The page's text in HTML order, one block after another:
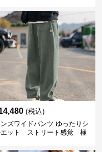
(税込)
ンズワイドパンツ ゆったりシ
エット ストリート感覚 極